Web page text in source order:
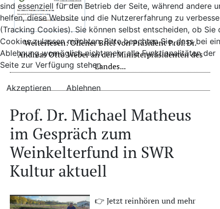
Weiterlesen: Offener Brief von Präsident Prof. Dr.
Andreas Otto Weber an den Ministerpräsidenten des
Landes...
Prof. Dr. Michael Matheus
im Gespräch zum
Weinkelterfund in SWR
Kultur aktuell
👉 Jetzt reinhören und mehr
sind essenziell für den Betrieb der Seite, während andere
helfen, diese Website und die Nutzererfahrung zu
(Tracking Cookies). Sie können selbst entscheiden, ob Sie
Cookies zulassen möchten. Bitte beachten Sie, dass bei
Ablehnung womöglich nicht mehr alle Funktionalitäten der
Seite zur Verfügung stehen.
Akzeptieren Ablehnen